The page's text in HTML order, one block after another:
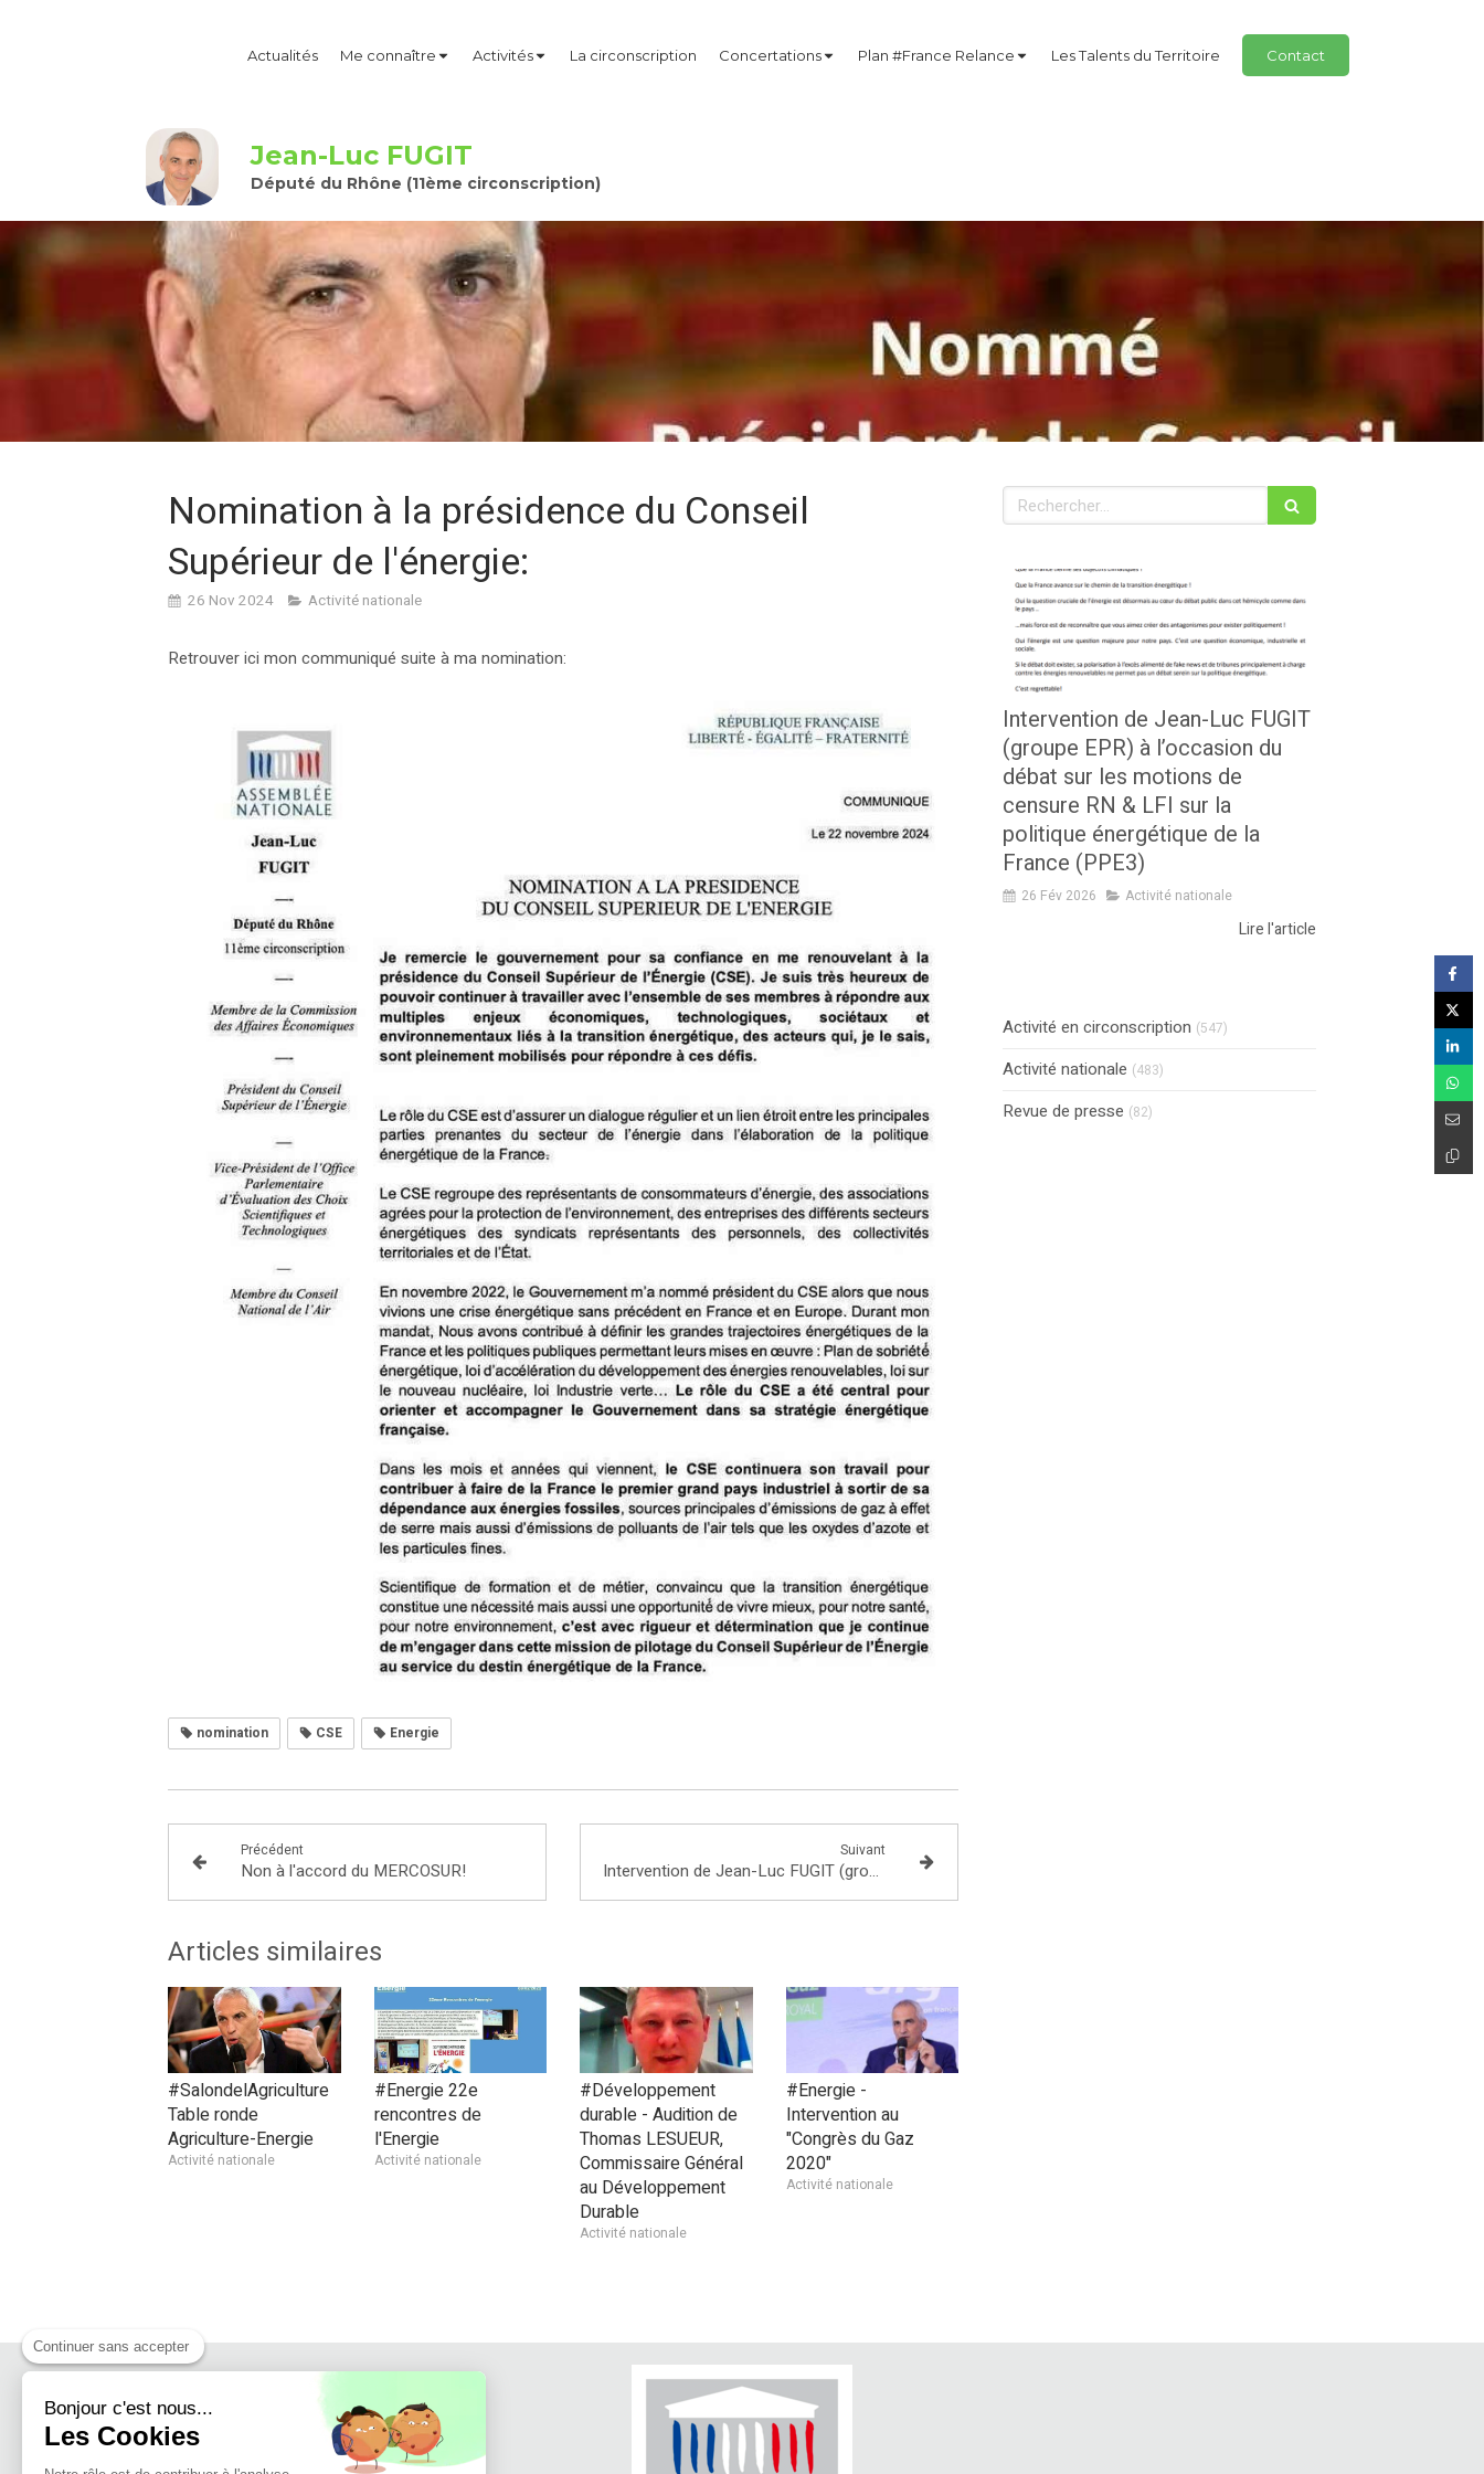
Actualités Me connaître Activités La circonscription Concertations Plan #France Relance Les Talents du Territoire Contact
Jean-Luc FUGIT
Député du Rhône (11ème circonscription)
Nomination à la présidence du Conseil
Supérieur de l'énergie:
26 Nov 2024 Activité nationale
Retrouver ici mon communiqué suite à ma nomination:
nomination CSE Energie
Précédent
Non à l'accord du MERCOSUR!
Suivant
Intervention de Jean-Luc FUGIT (groupe EPR) à l’occasion du débat sur les motions de censure RN & LFI sur la politique énergétique de la France (PPE3)
Articles similaires
#SalondelAgriculture
Table ronde
Agriculture-Energie
Activité nationale
#Energie 22e
rencontres de
l'Energie
Activité nationale
#Développement
durable - Audition de
Thomas LESUEUR,
Commissaire Général
au Développement
Durable
Activité nationale
#Energie -
Intervention au
"Congrès du Gaz
2020"
Activité nationale
Rechercher
Intervention de Jean-Luc FUGIT
(groupe EPR) à l’occasion du
débat sur les motions de
censure RN & LFI sur la
politique énergétique de la
France (PPE3)
26 Fév 2026 Activité nationale
Lire l'article
Activité en circonscription (547)
Activité nationale (483)
Revue de presse (82)
Continuer sans accepter
Bonjour c'est nous...
Les Cookies